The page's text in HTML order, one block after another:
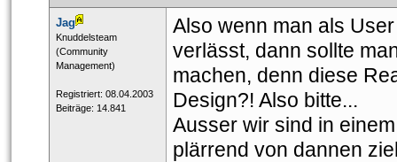
Jag
​Knuddelsteam
(Community
Management)
Registriert: 08.04.2003
Beiträge: 14.841
Also wenn man als
verlässt, dann sollte
machen, denn diese
Design?! Also bitte...
Ausser wir sind in
plärrend von dannen